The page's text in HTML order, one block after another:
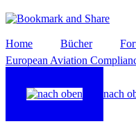
Home Bücher
European Aviation
nach